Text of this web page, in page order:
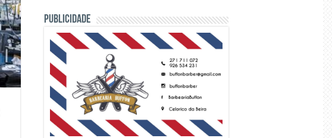
PUBLICIDADE